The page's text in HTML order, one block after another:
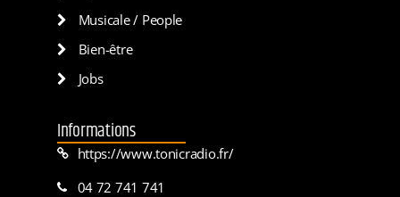
Musicale / People
Bien-être
Jobs
Informations
https://www.tonicradio.fr/
04 72 741 741